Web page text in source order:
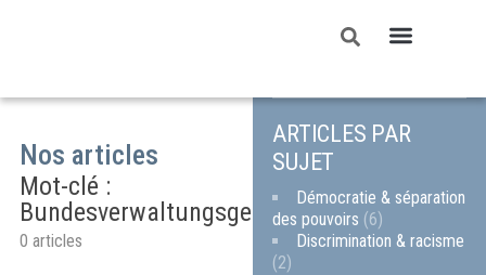
Nos articles
Mot-clé :
Bundesverwaltungsgericht
0 articles
ARTICLES PAR
SUJET
Démocratie & séparation
des pouvoirs (6)
Discrimination & racisme
(2)